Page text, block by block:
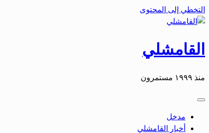
التخطي إلى المحتوى
القامشلي
منذ ١٩٩٩ مستمرون
مدخل
أخبار القامشلي